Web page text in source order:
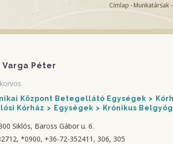
Címlap -Munkatársak-
Varga Péter
Központ Betegellátó Egységek
Kórház
Egységek Krónikus
Siklós, Baross Gábor u. 6.
*0900, +36-72-352411, 306, 305